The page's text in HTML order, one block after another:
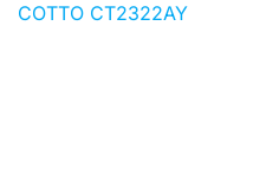
COTTO CT2322AY